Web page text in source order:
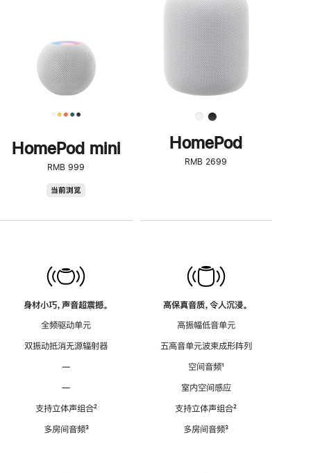
HomePod mini
RMB 999
当前浏览
身材小巧，声音超震撼。
全频驱动单元
双振动抵消无源辐射器
—
—
支持立体声组合脚
²
多房间音频脚
³
了
解
HomePod<
HomePod
RMB 2699
高保真音质，令人沉浸。
高振幅低音单元
五高音单元波束成形阵列
空间音频脚
¹
室内空间感应
支持立体声组合脚
²
多房间音频脚
³